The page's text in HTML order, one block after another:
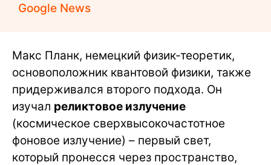
Google News
Макс Планк, немецкий физик-теоретик,
основоположник квантовой физики, также
придерживался второго подхода. Он
изучал реликтовое излучение
(космическое сверхвысокочастотное
фоновое излучение) – первый свет,
который пронесся через пространство,